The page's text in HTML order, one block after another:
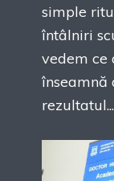
simple
întâlniri
vedem ce
înseamnă
rezultatul...